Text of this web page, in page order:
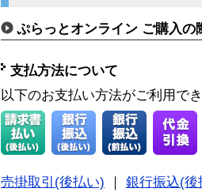
ぷらっとオンライン ご購入の
支払方法について
以下のお支払い方法がご利用で
売掛取引(後払い)
銀行振込(後